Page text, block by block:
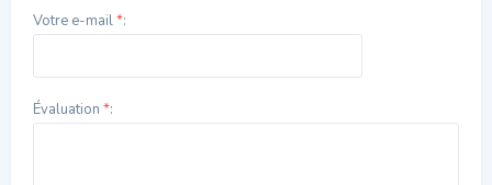
Votre e-mail*:
Évaluation *: